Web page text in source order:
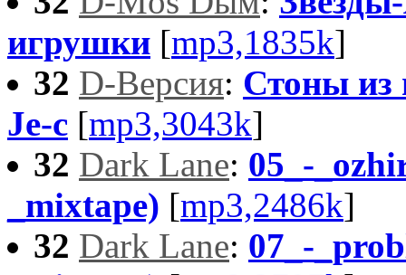
игрушки [mp3,1835k]
32 D-Версия: Стоны из
Je-c [mp3,3043k]
32 Dark Lane: 05_-
_mixtape) [mp3,2486k]
32 Dark Lane: 07_-